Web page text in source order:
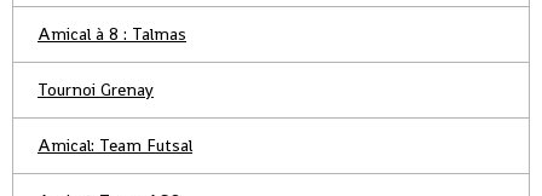
Amical à 8 : Talmas
Tournoi Grenay
Amical: Team Futsal